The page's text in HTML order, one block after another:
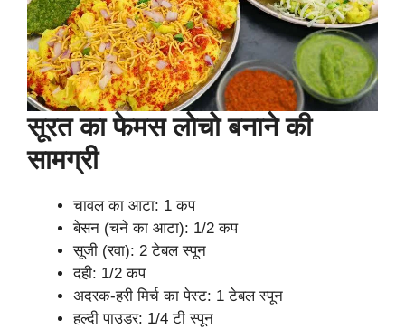
सूरत का फेमस लोचो बनाने की
सामग्री
चावल का आटा: 1 कप
बेसन (चने का आटा): 1/2 कप
सूजी (रवा): 2 टेबल स्पून
दही: 1/2 कप
अदरक-हरी मिर्च का पेस्ट: 1 टेबल स्पून
हल्दी पाउडर: 1/4 टी स्पून